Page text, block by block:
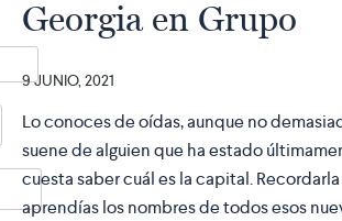
Georgia en Grupo
9 JUNIO, 2021
Lo conoces de oídas, aunque no
suene de alguien que ha estado
cuesta saber cuál es la capital.
aprendías los nombres de todos esos